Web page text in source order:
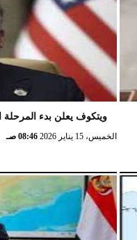
ويتكوف يعلن بدء المرحلة
الخميس، 15 يناير 2026 08:46 صـ